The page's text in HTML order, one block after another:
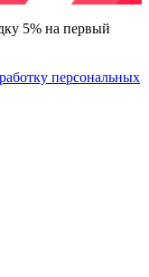
5% на первый
персональных